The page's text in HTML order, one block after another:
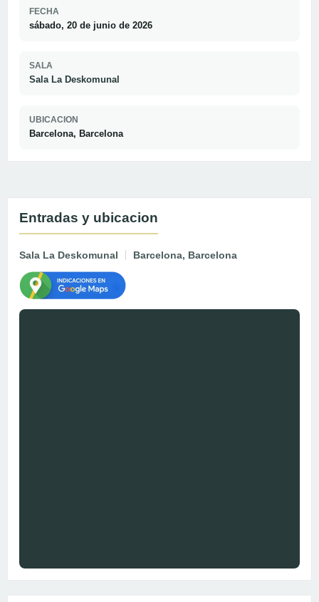
FECHA
sábado, 20 de junio de 2026
SALA
Sala La Deskomunal
UBICACION
Barcelona, Barcelona
Entradas y ubicacion
Sala La Deskomunal Barcelona, Barcelona